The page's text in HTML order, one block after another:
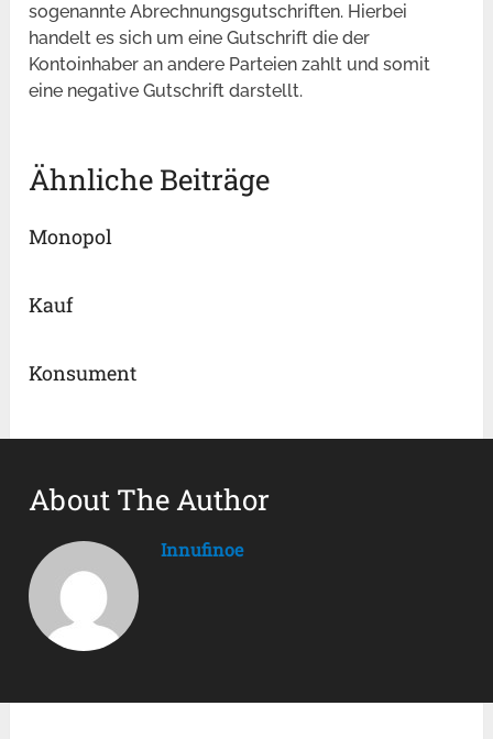
sogenannte Abrechnungsgutschriften. Hierbei
handelt es sich um eine Gutschrift die der
Kontoinhaber an andere Parteien zahlt und somit
eine negative Gutschrift darstellt.
Ähnliche Beiträge
Monopol
Kauf
Konsument
About The Author
Innufinoe